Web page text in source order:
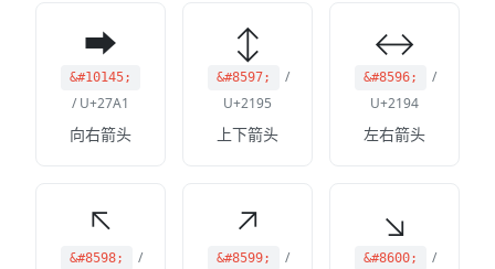
➡
&#10145;
/ U+27A1
向右箭头
↕
&#8597;
/
U+2195
上下箭头
↔
&#8596;
/
U+2194
左右箭头
↖
&#8598;
/
↗
&#8599;
/
↘
&#8600;
/